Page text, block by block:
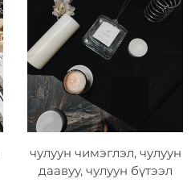
чулуун чимэглэл, чулуун
даавуу, чулуун бүтээл